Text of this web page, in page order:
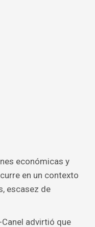
económicas y
en un contexto
escasez de
advirtió que